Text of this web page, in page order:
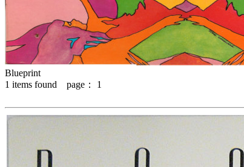
Blueprint
1 items found page： 1